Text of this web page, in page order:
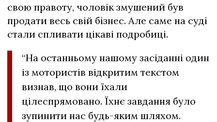
свою правоту, чоловік змушений був
продати весь свій бізнес. Але саме на суді
стали спливати цікаві подробиці.
“На останньому нашому засіданні один
із мотористів відкритим текстом
визнав, що вони їхали
цілеспрямовано. Їхнє завдання було
зупинити нас будь-яким шляхом.